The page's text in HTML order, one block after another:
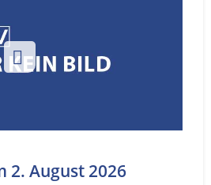
2. August 2026